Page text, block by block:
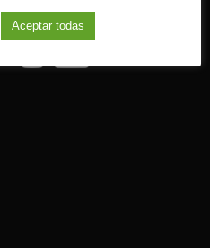
Aceptar todas